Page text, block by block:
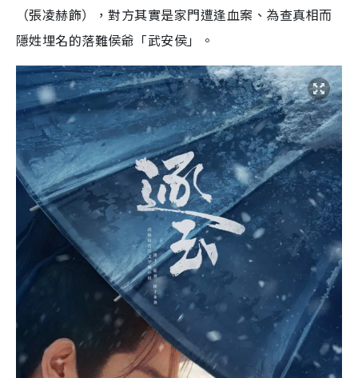
（張凌赫飾），對方其實是家門遭逢血案、為查真相而
隱姓埋名的落難侯爺「武安侯」。